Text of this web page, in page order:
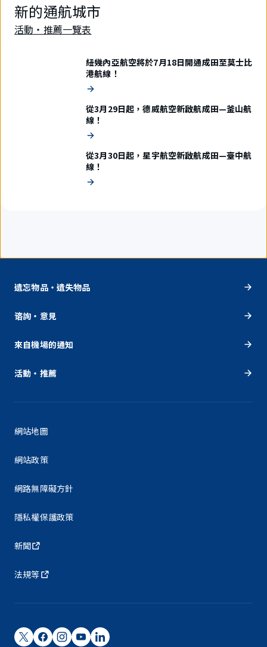
新的通航城市
活動・推薦一覽表
紐幾內亞航空將於7月18日開通成田至莫士比
港航線！
從3月29日起，德威航空新啟航成田—釜山航
線！
從3月30日起，星宇航空新啟航成田—臺中航
線！
遺忘物品・遺失物品
谘詢・意見
來自機場的通知
活動・推薦
網站地圖
網站政策
網路無障礙方針
隱私權保護政策
新聞
法規等